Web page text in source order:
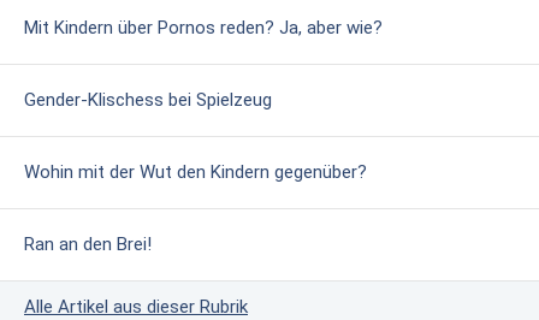
Mit Kindern über Pornos reden? Ja, aber wie?
Gender-Klischess bei Spielzeug
Wohin mit der Wut den Kindern gegenüber?
Ran an den Brei!
Alle Artikel aus dieser Rubrik